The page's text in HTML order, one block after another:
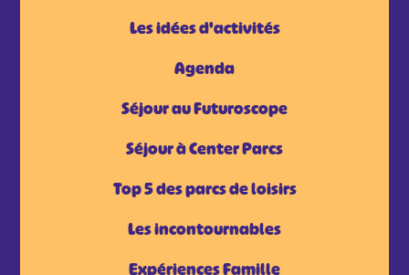
Les idées d'activités
Agenda
Séjour au Futuroscope
Séjour à Center Parcs
Top 5 des parcs de loisirs
Les incontournables
Expériences Famille